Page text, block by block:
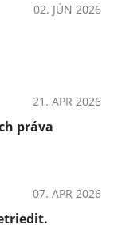
02. JÚN 2026
21. APR 2026
práva
07. APR 2026